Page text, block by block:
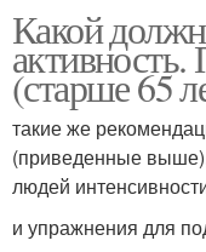
Какой
(старше 65
такие же
(приведенные
людей
и упражнения для